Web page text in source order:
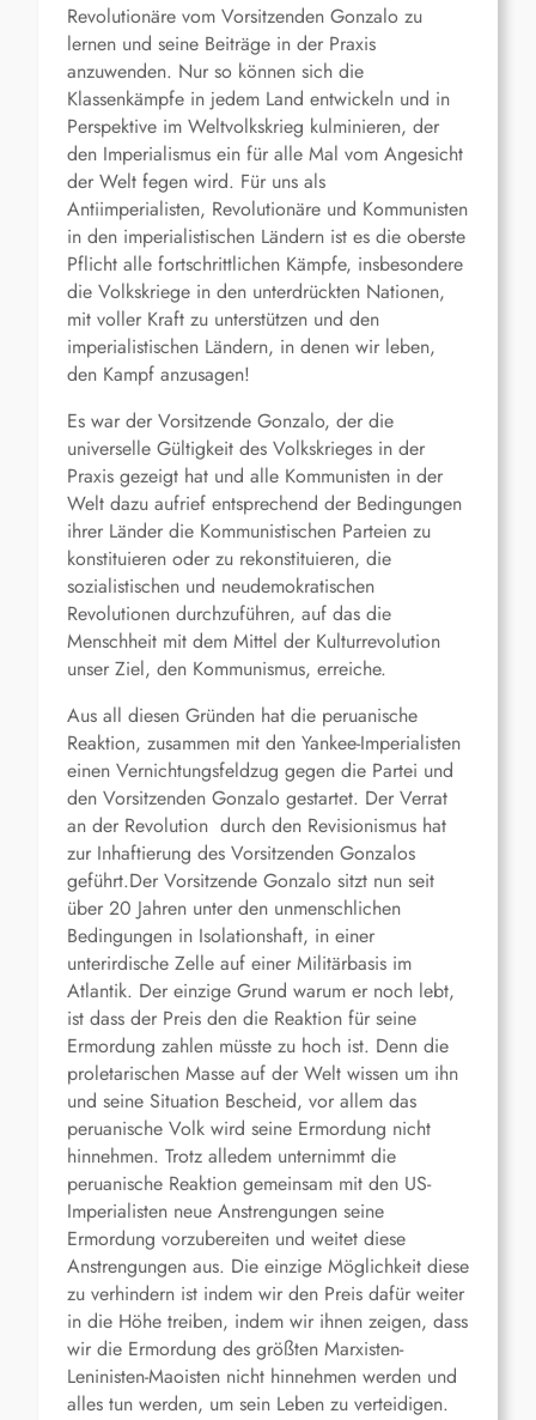
Revolutionäre vom Vorsitzenden Gonzalo zu
lernen und seine Beiträge in der Praxis
anzuwenden. Nur so können sich die
Klassenkämpfe in jedem Land entwickeln und in
Perspektive im Weltvolkskrieg kulminieren, der
den Imperialismus ein für alle Mal vom Angesicht
der Welt fegen wird. Für uns als
Antiimperialisten, Revolutionäre und Kommunisten
in den imperialistischen Ländern ist es die oberste
Pflicht alle fortschrittlichen Kämpfe, insbesondere
die Volkskriege in den unterdrückten Nationen,
mit voller Kraft zu unterstützen und den
imperialistischen Ländern, in denen wir leben,
den Kampf anzusagen!
Es war der Vorsitzende Gonzalo, der die
universelle Gültigkeit des Volkskrieges in der
Praxis gezeigt hat und alle Kommunisten in der
Welt dazu aufrief entsprechend der Bedingungen
ihrer Länder die Kommunistischen Parteien zu
konstituieren oder zu rekonstituieren, die
sozialistischen und neudemokratischen
Revolutionen durchzuführen, auf das die
Menschheit mit dem Mittel der Kulturrevolution
unser Ziel, den Kommunismus, erreiche.
Aus all diesen Gründen hat die peruanische
Reaktion, zusammen mit den Yankee-Imperialisten
einen Vernichtungsfeldzug gegen die Partei und
den Vorsitzenden Gonzalo gestartet. Der Verrat
an der Revolution durch den Revisionismus hat
zur Inhaftierung des Vorsitzenden Gonzalos
geführt.Der Vorsitzende Gonzalo sitzt nun seit
über 20 Jahren unter den unmenschlichen
Bedingungen in Isolationshaft, in einer
unterirdische Zelle auf einer Militärbasis im
Atlantik. Der einzige Grund warum er noch lebt,
ist dass der Preis den die Reaktion für seine
Ermordung zahlen müsste zu hoch ist. Denn die
proletarischen Masse auf der Welt wissen um ihn
und seine Situation Bescheid, vor allem das
peruanische Volk wird seine Ermordung nicht
hinnehmen. Trotz alledem unternimmt die
peruanische Reaktion gemeinsam mit den US-
Imperialisten neue Anstrengungen seine
Ermordung vorzubereiten und weitet diese
Anstrengungen aus. Die einzige Möglichkeit diese
zu verhindern ist indem wir den Preis dafür weiter
in die Höhe treiben, indem wir ihnen zeigen, dass
wir die Ermordung des größten Marxisten-
Leninisten-Maoisten nicht hinnehmen werden und
alles tun werden, um sein Leben zu verteidigen.